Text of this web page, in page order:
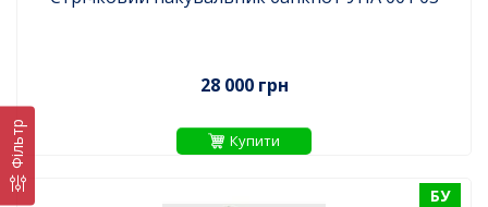
Фільтр
28 000 грн
Купити
БУ